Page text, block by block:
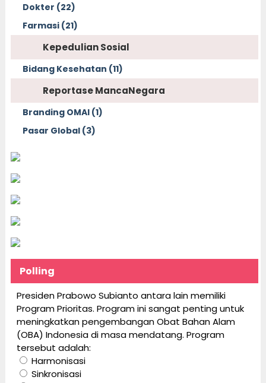
Dokter (22)
Farmasi (21)
Kepedulian Sosial
Bidang Kesehatan (11)
Reportase MancaNegara
Branding OMAI (1)
Pasar Global (3)
Polling
Presiden Prabowo Subianto antara lain memiliki
Program Prioritas. Program ini sangat penting untuk
meningkatkan pengembangan Obat Bahan Alam
(OBA) Indonesia di masa mendatang. Program
tersebut adalah:
Harmonisasi
Sinkronisasi